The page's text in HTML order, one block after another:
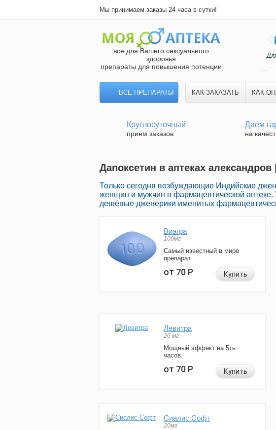
Мы принимаем заказы 24 часа в сутки!
все для Вашего сексуального
здоровья
препараты для повышения потенции
ВСЕ ПРЕПАРАТЫ КАК ЗАКАЗАТЬ КАК
Круглосуточный
прием заказов
Даем
на
Дапоксетин в аптеках
Только сегодня возбуждающие Индийские
женщин и мужчин в фармацевтической аптеке.
дешёвые дженерики именитых
Виагра
100мг
Самый известный в мире
препарат
от 70Р Купить
Левитра
20 мг
Мощный эффект на 5ть
часов.
от 70Р Купить
Сиалис Софт
20мг